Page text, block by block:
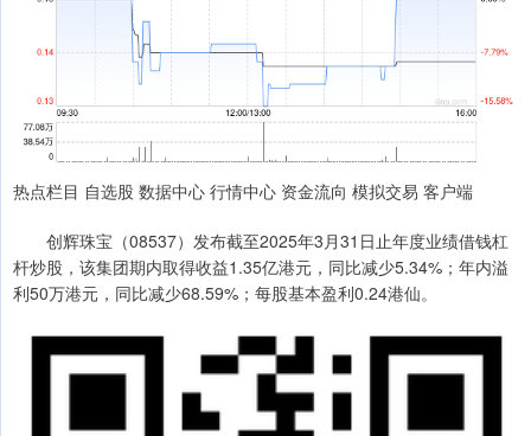
热点栏目 自选股 数据中心 行情中心 资金流向 模拟交易 客户端
创辉珠宝（08537）发布截至2025年3月31日止年度业绩借钱杠
杆炒股，该集团期内取得收益1.35亿港元，同比减少5.34%；年内溢
利50万港元，同比减少68.59%；每股基本盈利0.24港仙。